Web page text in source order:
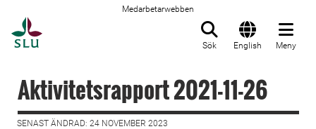
Medarbetarwebben
Sök English Meny
Aktivitetsrapport 2021-11-26
SENAST ÄNDRAD: 24 NOVEMBER 2023